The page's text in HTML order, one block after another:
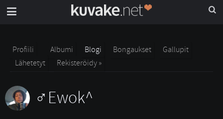
Profiili Albumi Blogi Bongaukset
Gallupit
Lähetetyt
Rekisteröidy »
Ewok^